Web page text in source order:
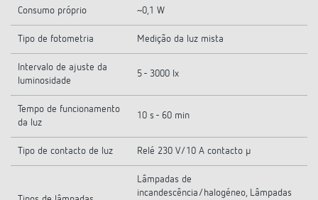
Consumo próprio ~0,1 W
Tipo de fotometria Medição da luz mista
Intervalo de ajuste da
luminosidade
5 - 3000 lx
Tempo de funcionamento
da luz
10 s - 60 min
Tipo de contacto de luz Relé 230 V/10 A contacto µ
Lâmpadas de
incandescência/halogéneo, Lâmpadas